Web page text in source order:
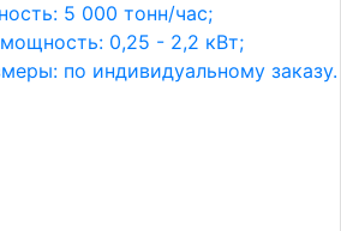
5 000 тонн/час;
0,25 - 2,2 кВт;
по индивидуальному заказу.